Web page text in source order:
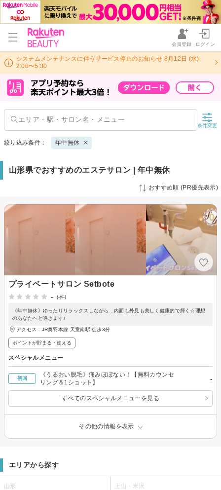
会員登録 ログイン
システムメンテナンスに伴うサービス停止のお知らせ 8月12日 (水)
2:00〜5:30
条件変更
絞り込み条件： 年中無休
山形県でおすすめのエステサロン | 年中無休
おすすめ順 (PR優先表示)
プライベートサロン Setbote
-
(-件)
《年中無休》ゆったりリラックスしながら…内面も外見も美しく健康的で輝く☆理想
のあなたへと導きます♪
アクセス：JR奥羽本線 天童南駅 徒歩3分
ポイントが貯まる・使える
スペシャルメニュー
初回
《うるおい脱毛》痛みほぼない！【無料カウンセ
リング＆1ショット】
-
すべてのスペシャルメニューを見る
その他の情報を表示
エリアから探す
山形 上山・米沢